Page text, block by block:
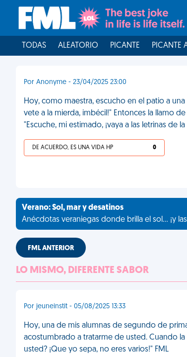
TODAS ALEATORIO PICANTE PICANTE
Por Anonyme - 23/04/2025 23:00
Hoy, como maestra, escucho en el patio a
vete a la mierda, imbécil!" Entonces la llamo
"Escuche, mi estimado, ¡vaya a las letrinas de
DE ACUERDO, ES UNA VIDA HP 0
Verano: Sol, mar y desatinos
Anécdotas veraniegas donde brilla el sol... ¡y
FML ANTERIOR
LO MISMO, DIFERENTE SABOR
Por jeuneinstit - 05/08/2025 13:33
Hoy, una de mis alumnas de segundo de
acostumbrado a tratarme de usted. Cuando
usted? ¡Que yo sepa, no eres varios!" FML